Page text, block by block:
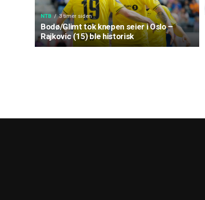
NTB 3 timer siden
Bodø/Glimt tok knepen seier i Oslo –
Rajkovic (15) ble historisk